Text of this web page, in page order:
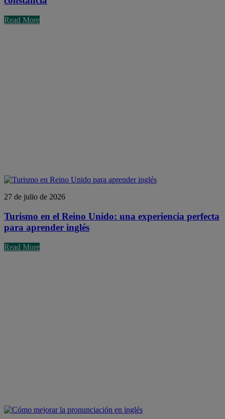
Read More
27 de julio de 2026
Turismo en el Reino Unido: una experiencia perfecta
para aprender inglés
Read More